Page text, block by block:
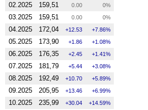
02.2025 159,51 0.00 0%
03.2025 159,51 0.00 0%
04.2025 172,04 12.53 7.86%
05.2025 173,90 1.86 1.08%
06.2025 176,35 2.45 1.41%
07.2025 181,79 5.44 3.08%
08.2025 192,49 10.70 5.89%
09.2025 205,95 13.46 6.99%
10.2025 235,99 30.04 14.59%